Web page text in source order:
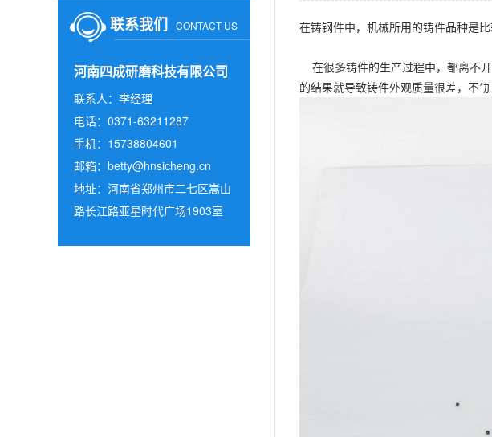
联系我们 CONTACT US
河南四成研磨科技有限公司
联系人：李经理
电话：0371-63211287
手机：15738804601
邮箱： betty@hnsicheng.cn
地址：河南省郑州市二七区嵩山
路长江路亚星时代广场1903室
在铸钢件中，机械所用的铸件品种是
在很多铸件的生产过程中，都离不
的结果就导致铸件外观质量很差，不*